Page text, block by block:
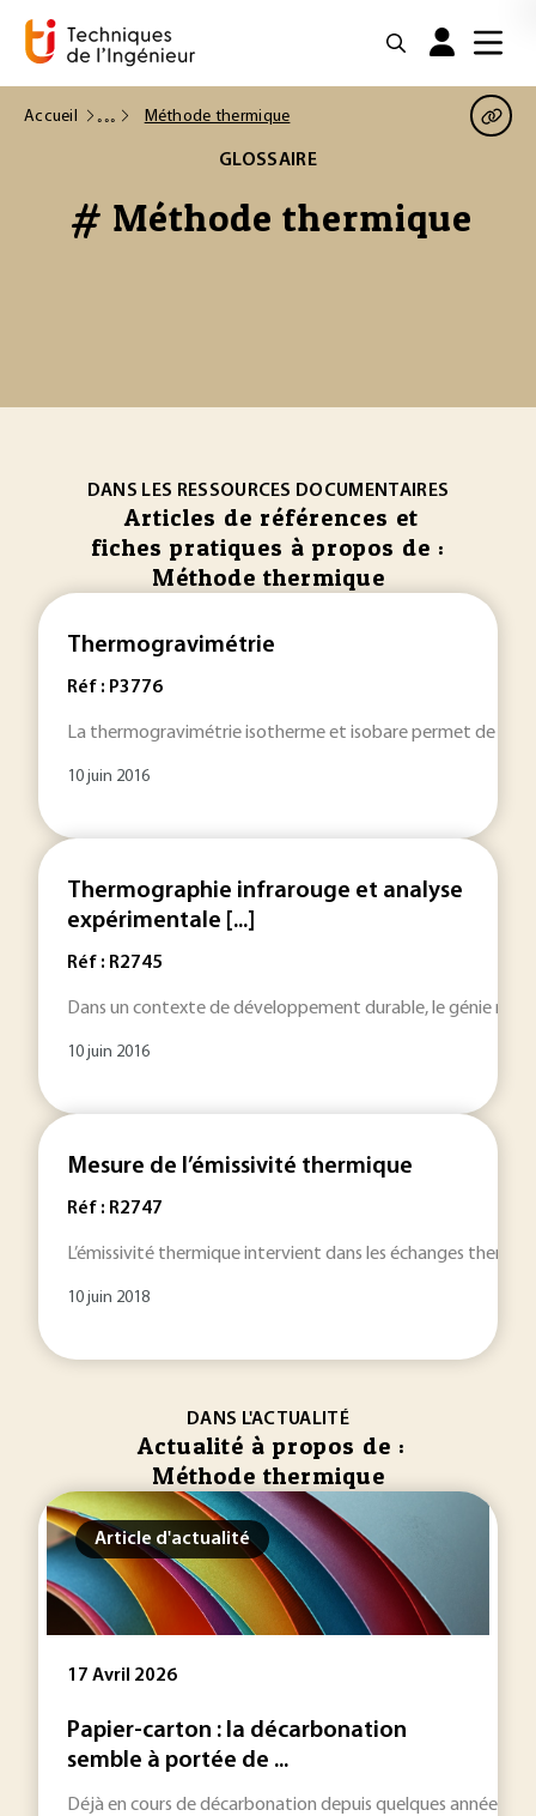
Accueil Méthode thermique
GLOSSAIRE
# Méthode thermique
DANS LES RESSOURCES DOCUMENTAIRES
Articles de références et
fiches pratiques à propos de :
Méthode thermique
Thermogravimétrie
Réf : P3776
La thermogravimétrie isotherme et isobare permet de
10 juin 2016
Thermographie infrarouge et analyse
expérimentale [...]
Réf : R2745
Dans un contexte de développement durable, le génie
10 juin 2016
Mesure de l’émissivité thermique
Réf : R2747
L’émissivité thermique intervient dans les échanges
10 juin 2018
DANS L'ACTUALITÉ
Actualité à propos de :
Méthode thermique
Article d'actualité
17 Avril 2026
Papier-carton : la décarbonation
semble à portée de ...
Déjà en cours de décarbonation depuis quelques années,